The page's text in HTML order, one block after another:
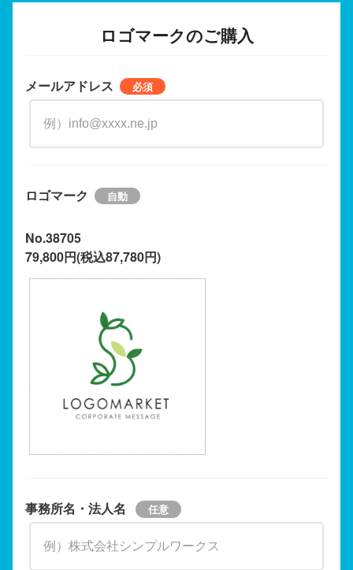
ロゴマークのご購入
メールアドレス
ロゴマーク
No.38705
79,800円(税込87,780円)
事務所名・法人名